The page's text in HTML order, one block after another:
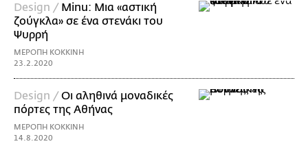
Design / Minu: Μια «αστική
ζούγκλα» σε ένα στενάκι του
Ψυρρή
ΜΕΡΟΠΗ ΚΟΚΚΙΝΗ
23.2.2020
Design /Οι αληθινά μοναδικές
πόρτες της Αθήνας
ΜΕΡΟΠΗ ΚΟΚΚΙΝΗ
14.8.2020